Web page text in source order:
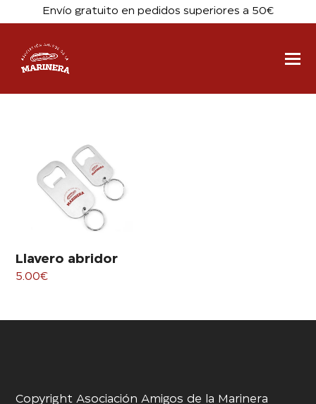
Envío gratuito en pedidos superiores a 50€
Llavero abridor
5.00€
Copyright Asociación Amigos de la Marinera